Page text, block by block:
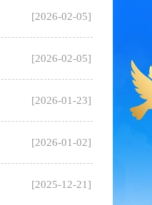
[2026-02-05]
[2026-02-05]
[2026-01-23]
[2026-01-02]
[2025-12-21]